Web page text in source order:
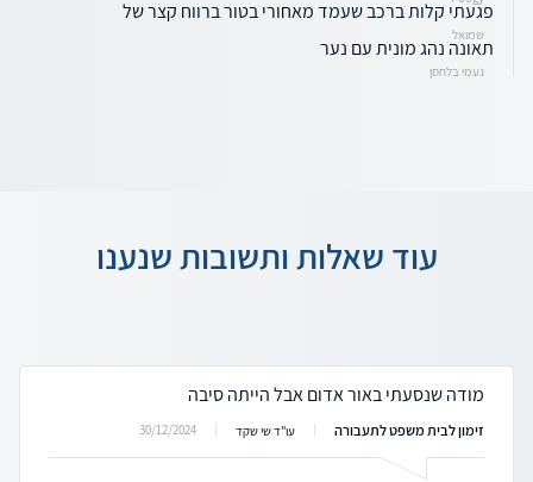
פגעתי קלות ברכב שעמד מאחורי בטור ברווח קצר של
שמואל
תאונה נהג מונית עם נער
נעמי בלחסן
עוד שאלות ותשובות שנענו
מודה שנסעתי באור אדום אבל הייתה סיבה
זימון לבית משפט לתעבורה עו"ד שי שקד 30/12/2024